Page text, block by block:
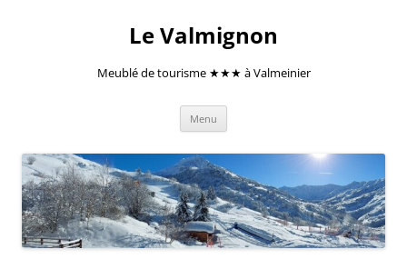
Le Valmignon
Meublé de tourisme ★★★ à Valmeinier
Menu